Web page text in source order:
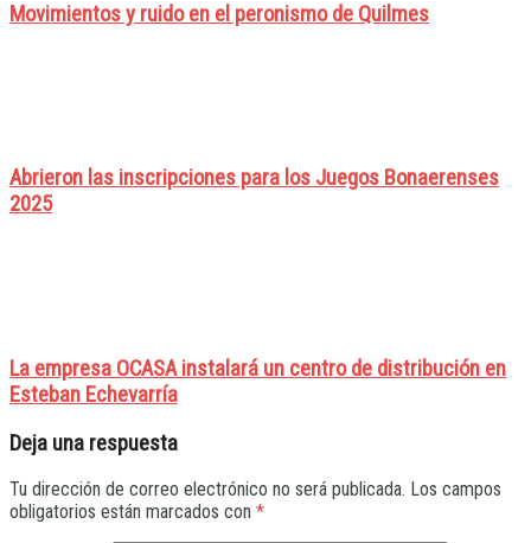
Movimientos y ruido en el peronismo de Quilmes
Abrieron las inscripciones para los Juegos Bonaerenses
2025
La empresa OCASA instalará un centro de distribución en
Esteban Echevarría
Deja una respuesta
Tu dirección de correo electrónico no será publicada. Los campos
obligatorios están marcados con *